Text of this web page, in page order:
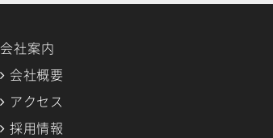
会社案内
会社概要
アクセス
採用情報